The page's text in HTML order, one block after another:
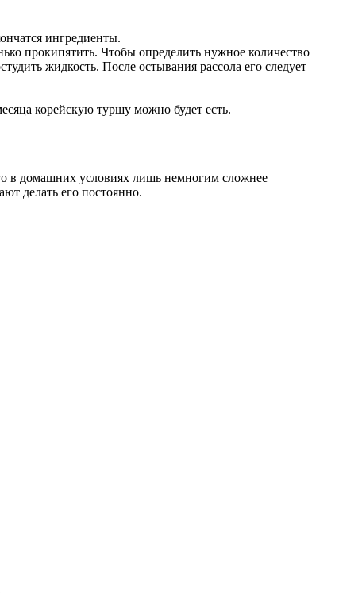
ингредиенты.
прокипятить. Чтобы определить нужное количество
жидкость. После остывания рассола его следует
корейскую туршу можно будет есть.
в домашних условиях лишь немногим сложнее
делать его постоянно.